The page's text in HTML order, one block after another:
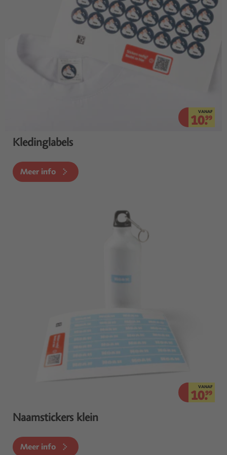
VANAF
10.99
Kledinglabels
Meer info
VANAF
10.99
Naamstickers klein
Meer info